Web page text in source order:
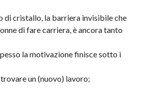
di cristallo, la barriera invisibile che
di fare carriera, è ancora tanto
la motivazione finisce sotto i
un (nuovo) lavoro;